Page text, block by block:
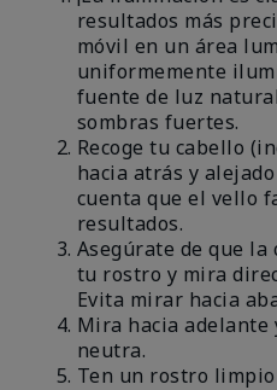
resultados más
móvil en un área
uniformemente
fuente de luz
sombras fuertes.
Recoge tu cabello
hacia atrás y
cuenta que el vello
resultados.
Asegúrate de que la
tu rostro y mira
Evita mirar hacia
Mira hacia adelante
neutra.
Ten un rostro